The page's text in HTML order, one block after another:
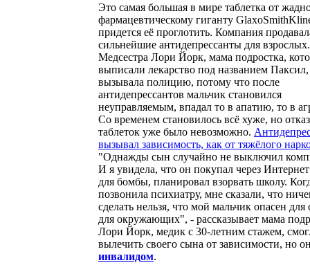
Это самая большая в мире таблетка от
фармацевтическому гиганту
придется её проглотить. Компания
сильнейшие антидепрессанты для взрослых.
Медсестра Лори Йорк, мама подростка,
выписали лекарство под названием Паксил,
вызывала полицию, потому что после
антидепрессантов мальчик становился
неуправляемым, впадал то в апатию, то в
Со временем становилось всё хуже, но
таблеток уже было невозможно.
вызывал зависимость, как от тяжёлого
"Однажды сын случайно не выключил
И я увидела, что он покупал через
для бомбы, планировал взорвать школу.
позвонила психиатру, мне сказали, что
сделать нельзя, что мой мальчик опасен для
для окружающих", - рассказывает мама
Лори Йорк, медик с 30-летним стажем,
вылечить своего сына от зависимости, но
инвалидом.